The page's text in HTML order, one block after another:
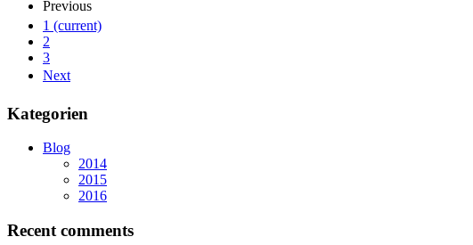
Previous
1 (current)
2
3
Next
Kategorien
Blog
2014
2015
2016
Recent comments